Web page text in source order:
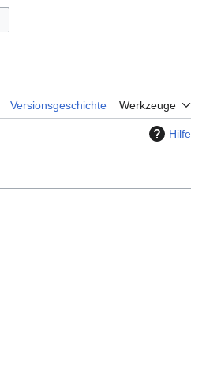
Versionsgeschichte Werkzeuge
Hilfe